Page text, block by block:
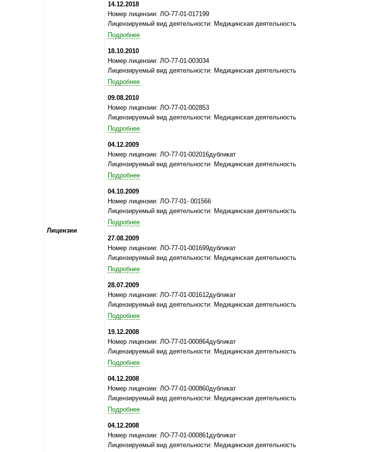
Лицензии
14.12.2018
Номер лицензии: ЛО-77-01-017199
Лицензируемый вид деятельности: Медицинская деятельность
Подробнее
18.10.2010
Номер лицензии: ЛО-77-01-003034
Лицензируемый вид деятельности: Медицинская деятельность
Подробнее
09.08.2010
Номер лицензии: ЛО-77-01-002853
Лицензируемый вид деятельности: Медицинская деятельность
Подробнее
04.12.2009
Номер лицензии: ЛО-77-01-002016дубликат
Лицензируемый вид деятельности: Медицинская деятельность
Подробнее
04.10.2009
Номер лицензии: ЛО-77-01- 001566
Лицензируемый вид деятельности: Медицинская деятельность
Подробнее
27.08.2009
Номер лицензии: ЛО-77-01-001699дубликат
Лицензируемый вид деятельности: Медицинская деятельность
Подробнее
28.07.2009
Номер лицензии: ЛО-77-01-001612дубликат
Лицензируемый вид деятельности: Медицинская деятельность
Подробнее
19.12.2008
Номер лицензии: ЛО-77-01-000864дубликат
Лицензируемый вид деятельности: Медицинская деятельность
Подробнее
04.12.2008
Номер лицензии: ЛО-77-01-000860дубликат
Лицензируемый вид деятельности: Медицинская деятельность
Подробнее
04.12.2008
Номер лицензии: ЛО-77-01-000861дубликат
Лицензируемый вид деятельности: Медицинская деятельность